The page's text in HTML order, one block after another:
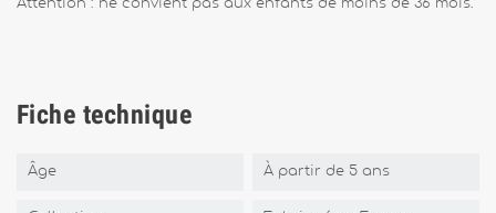
Attention : ne convient pas aux enfants de moins de 36 mois.
Fiche technique
Âge À partir de 5 ans